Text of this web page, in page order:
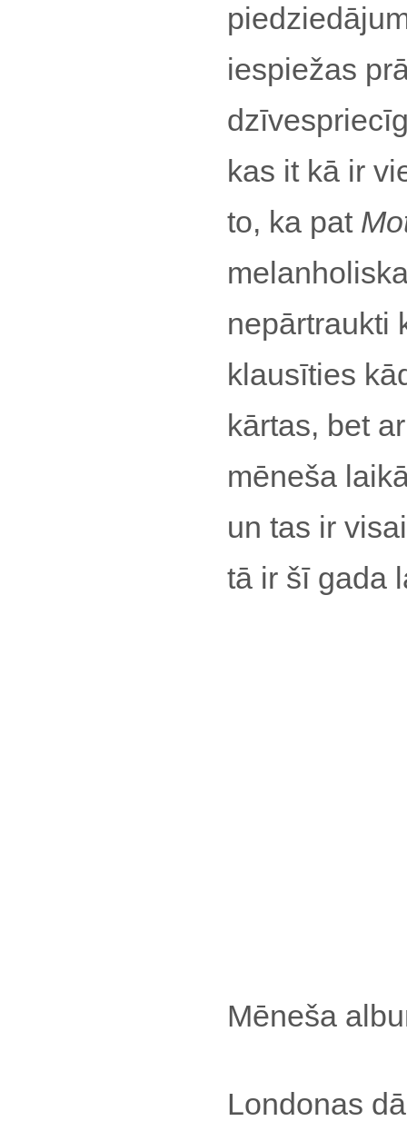
iespiežas
kas it kā ir
to, ka pat
nepārtraukti
klausīties
kārtas, bet
mēneša
un tas ir
tā ir šī gada
Mēneša
Londonas